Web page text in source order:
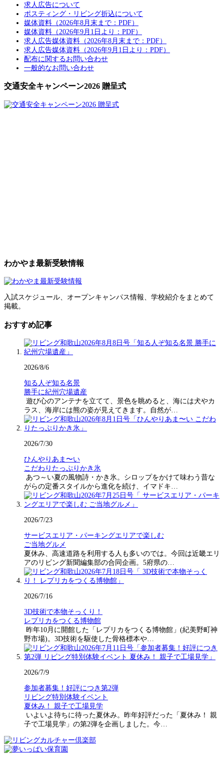
求人広告について
ポスティング・リビング折込について
媒体資料（2026年8月末まで：PDF）
媒体資料（2026年9月1日より：PDF）
求人広告媒体資料（2026年8月末まで：PDF）
求人広告媒体資料（2026年9月1日より：PDF）
配布に関するお問い合わせ
一般的なお問い合わせ
交通安全キャンペーン2026 贈呈式
わかやま最新受験情報
入試スケジュール、オープンキャンパス情報、学校紹介をまとめて
掲載。
おすすめ記事
2026/8/6
知る人ぞ知る名景
勝手に紀州穴場遺産
遊び心のアンテナを立てて、景色を眺めると、海には犬やカ
ラス、海岸には熊の姿が見えてきます。自然が…
2026/7/30
ひんやりあま〜い
こだわりたっぷりかき氷
あつ～い夏の風物詩・かき氷。シロップをかけて味わう昔な
がらの定番スタイルから進化を続け、イマドキ…
2026/7/23
サービスエリア・パーキングエリアで楽しむ
ご当地グルメ
夏休み、高速道路を利用する人も多いのでは。今回は近畿エリ
アのリビング新聞編集部の合同企画。5府県の…
2026/7/16
3D技術で本物そっくり！
レプリカをつくる博物館
昨年10月に開館した「レプリカをつくる博物館」(紀美野町神
野市場)。3D技術を駆使した骨格標本や…
2026/7/9
参加者募集！好評につき第2弾
リビング特別体験イベント
夏休み！ 親子で工場見学
いよいよ待ちに待った夏休み。昨年好評だった「夏休み！ 親
子で工場見学」の第2弾を企画しました。今…